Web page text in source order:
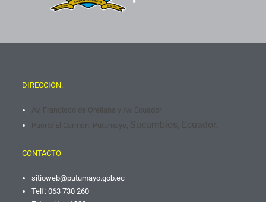
DIRECCIÓN.
Av. Francisco de Orellana y Av. Ecuador
Puerto El Carmen, Putumayo, Sucumbíos, Ecuador.
CONTACTO
sitioweb@putumayo.gob.ec
Telf: 063 730 260